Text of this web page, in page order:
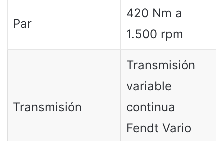
Par
420 Nm a
1.500 rpm
Transmisión
Transmisión
variable
continua
Fendt Vario